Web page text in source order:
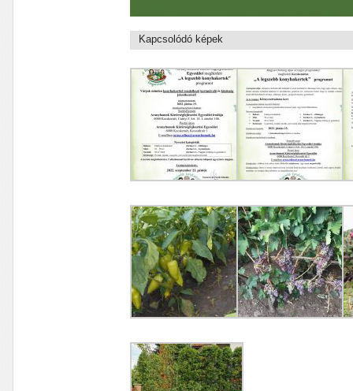
Kapcsolódó képek